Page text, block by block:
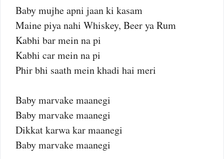
Baby mujhe apni jaan ki kasam
Maine piya nahi Whiskey, Beer ya Rum
Kabhi bar mein na pi
Kabhi car mein na pi
Phir bhi saath mein khadi hai meri
Baby marvake maanegi
Baby marvake maanegi
Dikkat karwa kar maanegi
Baby marvake maanegi